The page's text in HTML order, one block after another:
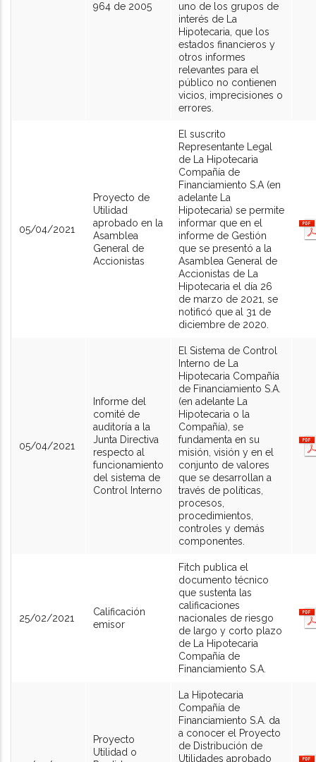
964 de 2005
uno de los grupos de
interés de La
Hipotecaria, que los
estados financieros y
otros informes
relevantes para el
público no contienen
vicios, imprecisiones o
errores.
05/04/2021
Proyecto de
Utilidad
aprobado en la
Asamblea
General de
Accionistas
El suscrito
Representante Legal
de La Hipotecaria
Compañía de
Financiamiento S.A (en
adelante La
Hipotecaria) se permite
informar que en el
informe de Gestión
que se presentó a la
Asamblea General de
Accionistas de La
Hipotecaria el día 26
de marzo de 2021, se
notificó que al 31 de
diciembre de 2020.
05/04/2021
Informe del
comité de
auditoría a la
Junta Directiva
respecto al
funcionamiento
del sistema de
Control Interno
El Sistema de Control
Interno de La
Hipotecaria Compañía
de Financiamiento S.A.
(en adelante La
Hipotecaria o la
Compañía), se
fundamenta en su
misión, visión y en el
conjunto de valores
que se desarrollan a
través de políticas,
procesos,
procedimientos,
controles y demás
componentes.
25/02/2021
Calificación
emisor
Fitch publica el
documento técnico
que sustenta las
calificaciones
nacionales de riesgo
de largo y corto plazo
de La Hipotecaria
Compañía de
Financiamiento S.A.
Proyecto
Utilidad o
La Hipotecaria
Compañía de
Financiamiento S.A. da
a conocer el Proyecto
de Distribución de
Utilidades aprobado